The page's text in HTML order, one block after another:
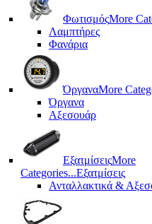
ΦωτισμόςMore
Λαμπτήρες
Φανάρια
ΌργαναMore
Όργανα
Αξεσουάρ
ΕξατμίσειςMore
Categories...Εξατμίσεις
Ανταλλακτικά &